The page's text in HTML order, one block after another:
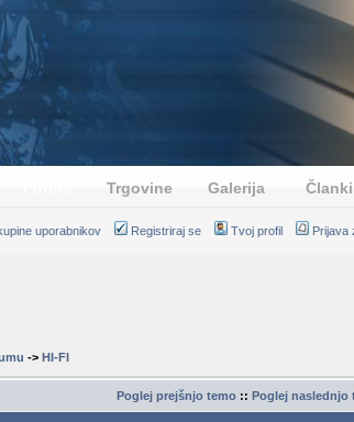
Trgovine Galerija Članki
uporabnikov Registriraj se Tvoj profil Prijava
-> HI-FI
Poglej prejšnjo temo :: Poglej naslednjo